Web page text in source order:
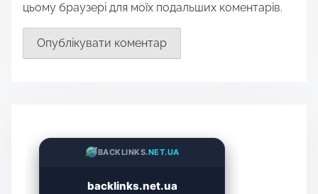
цьому браузері для моїх подальших коментарів.